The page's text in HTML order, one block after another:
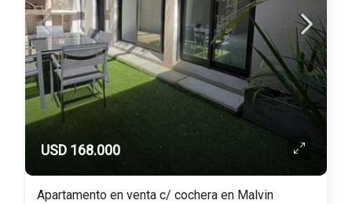
USD 168.000
Apartamento en venta c/ cochera en Malvin